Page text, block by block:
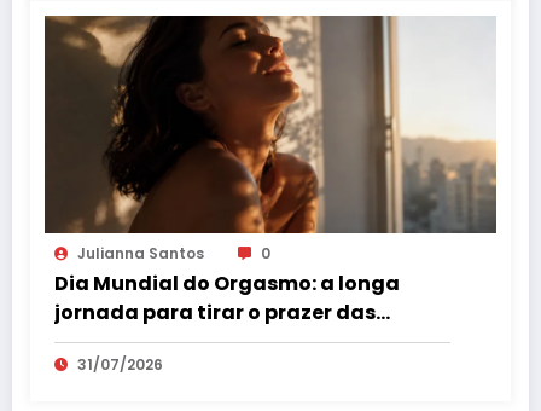
Julianna Santos 0
Dia Mundial do Orgasmo: a longa
jornada para tirar o prazer das
sombras
31/07/2026